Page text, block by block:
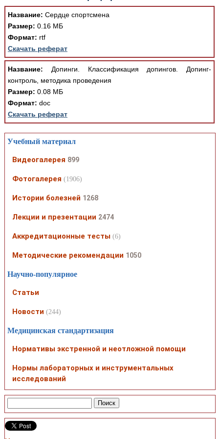
Название: Сердце спортсмена
Размер: 0.16 МБ
Формат: rtf
Скачать реферат
Название: Допинги. Классификация допингов. Допинг-
контроль, методика проведения
Размер: 0.08 МБ
Формат: doc
Скачать реферат
Учебный материал
Видеогалерея 899
Фотогалерея (1906)
Истории болезней 1268
Лекции и презентации 2474
Аккредитационные тесты (6)
Методические рекомендации 1050
Научно-популярное
Статьи
Новости (244)
Медицинская стандартизация
Нормативы экстренной и неотложной помощи
Нормы лабораторных и инструментальных
исследований